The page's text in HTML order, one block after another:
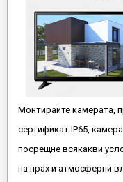
Монтирайте камерата,
сертификат IP65,
посрещне всякакви
на прах и атмосферни